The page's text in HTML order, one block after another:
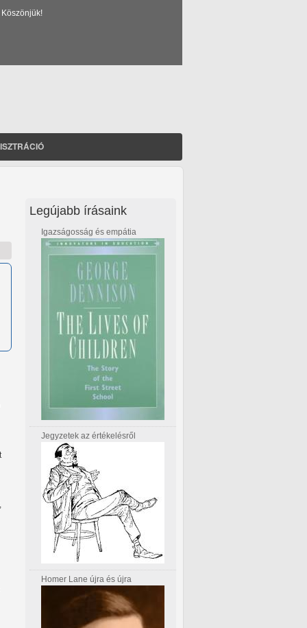
Legújabb írásaink
Igazságosság és empátia
Jegyzetek az értékelésről
Homer Lane újra és újra